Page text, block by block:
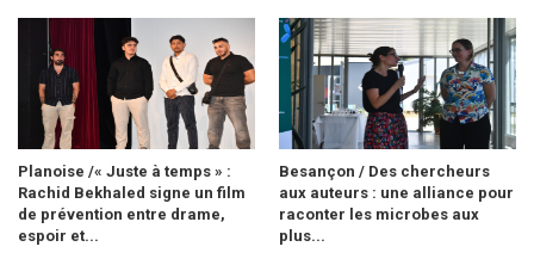
Planoise /« Juste à temps » :
Rachid Bekhaled signe un film
de prévention entre drame,
espoir et...
Besançon / Des chercheurs
aux auteurs : une alliance pour
raconter les microbes aux
plus...